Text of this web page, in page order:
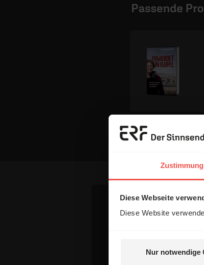
Zustimmung
Diese Webseite
Diese Website
Nur notwendige
Passende
Mit einer Bestellung in
Dein
Name: